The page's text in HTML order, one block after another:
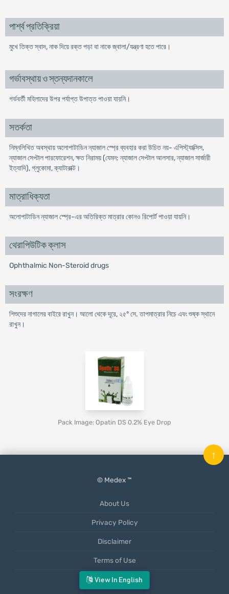
View In English
পার্শ্ব প্রতিক্রিয়া
মুখে তিক্ত স্বাদ, নাক দিয়ে রক্ত পড়া বা নাকে জ্বালা/যন্ত্রণা হতে পারে।
গর্ভাবস্থায় ও স্তন্যদানকালে
গর্ভবর্তী মহিলাদের উপর পর্যাপ্ত উপাত্ত পাওয়া যায়নি।
সতর্কতা
নিম্নলিখিত অবস্থায় অলোপাটাডিন ন্যাজাল স্প্রে ব্যবহার করা উচিত নয়- এপিস্ট্যাক্সিস,
ন্যাজাল সেপ্টাল পারফোরেশন, ক্ষত নিরাময় (যেমন: ন্যাজাল সেপ্টাল আলসার, ন্যাজাল সার্জারী
ইত্যাদি), গ্লুকোমা, ক্যাটারাক্ট।
মাত্রাধিক্যতা
অলোপাটাডিন ন্যাজাল স্প্রে-এর অতিরিক্ত মাত্রার কোনও রিপোর্ট পাওয়া যায়নি।
থেরাপিউটিক ক্লাস
Ophthalmic Non-Steroid drugs
সংরক্ষণ
শিশুদের নাগালের বাইরে রাখুন। আলো থেকে দূরে, ২৫° সে. তাপমাত্রার নিচে এবং শুষ্ক স্থানে
রাখুন।
Pack Image: Opatin DS 0.2% Eye Drop
© Medex ™
About Us
Privacy Policy
Disclaimer
Terms of Use
Mobile App
↑